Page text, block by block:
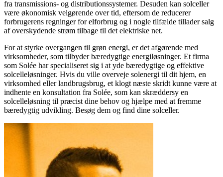
fra transmissions- og distributionssystemer. Desuden kan solceller
være økonomisk velgørende over tid, eftersom de reducerer
forbrugerens regninger for elforbrug og i nogle tilfælde tillader salg
af overskydende strøm tilbage til det elektriske net.
For at styrke overgangen til grøn energi, er det afgørende med
virksomheder, som tilbyder bæredygtige energiløsninger. Et firma
som Solée har specialiseret sig i at yde bæredygtige og effektive
solcelleløsninger. Hvis du ville overveje solenergi til dit hjem, en
virksomhed eller landbrugsbrug, et klogt næste skridt kunne være at
indhente en konsultation fra Solée, som kan skræddersy en
solcelleløsning til præcist dine behov og hjælpe med at fremme
bæredygtig udvikling. Besøg dem og find dine solceller.